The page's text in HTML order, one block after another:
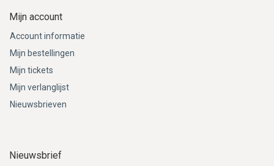
Mijn account
Account informatie
Mijn bestellingen
Mijn tickets
Mijn verlanglijst
Nieuwsbrieven
Nieuwsbrief